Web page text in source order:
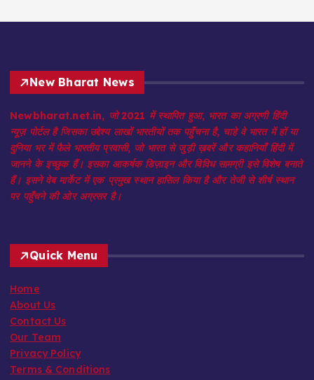
New Bharat News
Newbharat.net.in, जो 2021 में स्थापित हुआ, भारत का अग्रणी हिंदी
न्यूज़ पोर्टल है जिसका उद्देश्य लाखों भारतीयों तक पहुँचना है, चाहे वे भारत में हों या
दुनिया भर में फैले भारतीय प्रवासी, जो भारत से जुड़ी ख़बरें और कहानियाँ हिंदी में
जानने के इच्छुक हैं। इसका आकर्षक डिज़ाइन और विविध सामग्री इसे विशेष बनाते
हैं। इसने वेब मार्केट में एक प्रमुख स्थान हासिल किया है और तेजी से शीर्ष स्थान
पर पहुँचने की ओर अग्रसर है।
Quick Menu
Home
About Us
Contact Us
Our Team
Privacy Policy
Terms & Conditions